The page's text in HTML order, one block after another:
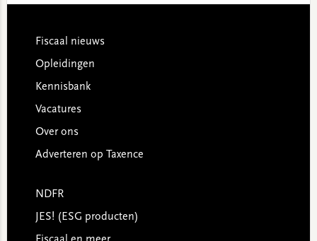
Footer
Fiscaal nieuws
Opleidingen
Kennisbank
Vacatures
Over ons
Adverteren op Taxence
NDFR
JES! (ESG producten)